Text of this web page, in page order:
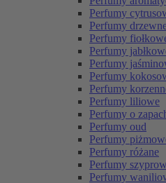
Perfumy
Perfumy
Perfumy
Perfumy
Perfumy
Perfumy
Perfumy
Perfumy liliowe
Perfumy o
Perfumy oud
Perfumy
Perfumy różane
Perfumy
Perfumy